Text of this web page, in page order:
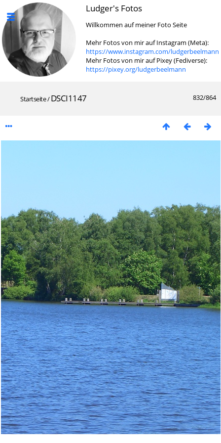
Ludger's Fotos
Willkommen auf meiner Foto Seite
Mehr Fotos von mir auf Instagram (Meta):
https://www.instagram.com/ludgerbeelmann
Mehr Fotos von mir auf Pixey (Fediverse):
https://pixey.org/ludgerbeelmann
832/864
Startseite/DSCI1147